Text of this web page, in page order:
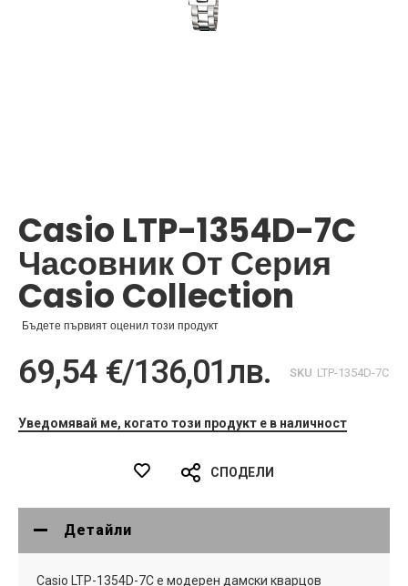
на
галерия
със
снимки
Casio LTP-1354D-7C
Часовник От Серия
Casio Collection
Бъдете първият оценил този продукт
69,54 €/136,01лв. SKU LTP-1354D-7C
Уведомявай ме, когато този продукт е в наличност
СПОДЕЛИ
Детайли
Casio LTP-1354D-7C е модерен дамски кварцов